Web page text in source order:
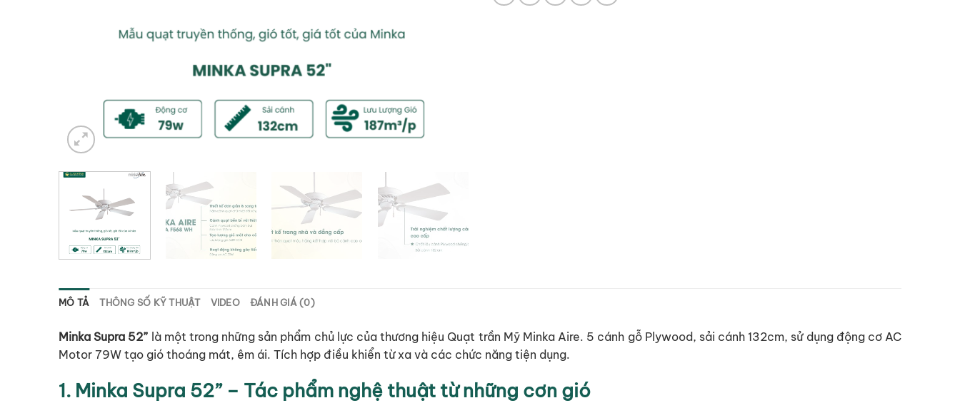
MÔ TẢ THÔNG SỐ KỸ THUẬT VIDEO ĐÁNH GIÁ (0)
Minka Supra 52” là một trong những sản phẩm chủ lực của thương hiệu Quạt trần Mỹ Minka Aire. 5 cánh gỗ Plywood, sải cánh 132cm, sử dụng động cơ AC
Motor 79W tạo gió thoáng mát, êm ái. Tích hợp điều khiển từ xa và các chức năng tiện dụng.
1. Minka Supra 52” – Tác phẩm nghệ thuật từ những cơn gió